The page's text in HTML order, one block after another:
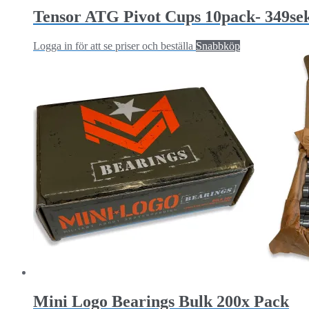
Tensor ATG Pivot Cups 10pack-
Logga in för att se priser och beställa Snabbköp
Mini Logo Bearings Bulk 200x Pack